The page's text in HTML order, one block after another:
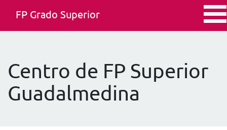
FP Grado Superior
Centro de FP Superior
Guadalmedina